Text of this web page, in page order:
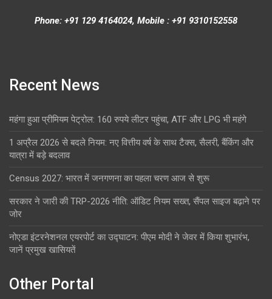
Phone: +91 129 4164024, Mobile : +91 9310152558
Recent News
महंगा हुआ प्रीमियम पेट्रोल: 160 रुपये लीटर पहुंचा, ATF और LPG भी महंगे
1 अप्रैल 2026 से बदले नियम: नए वित्तीय वर्ष के साथ टैक्स, सैलरी, बैंकिंग और
यात्रा में बड़े बदलाव
Census 2027: भारत में जनगणना का पहला चरण आज से शुरू
सरकार ने जारी की TRP-2026 नीति: ऑडिट नियम सख्त, सैंपल साइज बढ़ाने पर
जोर
नोएडा इंटरनेशनल एयरपोर्ट का उद्घाटन: पीएम मोदी ने जेवर में किया शुभारंभ,
जानें प्रमुख खासियतें
Other Portal